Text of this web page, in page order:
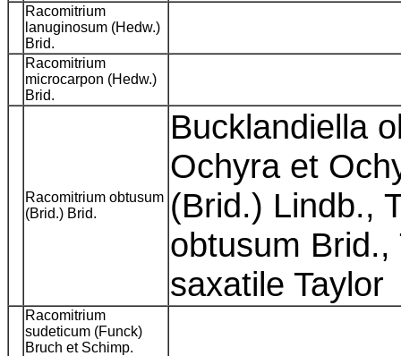
Racomitrium
lanuginosum (Hedw.)
Brid.
Racomitrium
microcarpon (Hedw.)
Brid.
Racomitrium obtusum
(Brid.) Brid.
Bucklandiella
Ochyra et
(Brid.) Lindb.,
obtusum
saxatile Taylor
Racomitrium
sudeticum (Funck)
Bruch et Schimp.